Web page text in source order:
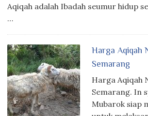
Aqiqah adalah Ibadah seumur hidup
…
Harga Aqiqah
Semarang
Harga Aqiqah
Semarang. In
Mubarok siap